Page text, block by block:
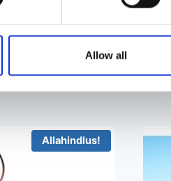
Allow all
Allahindlus!